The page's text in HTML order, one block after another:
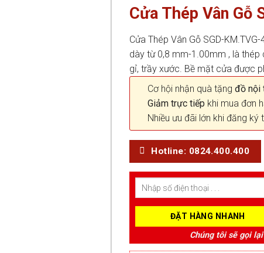
Cửa Thép Vân Gỗ
Cửa Thép Vân Gỗ SGD-
dày từ 0,8 mm-1.00mm , là
gỉ, trầy xước. Bề mặt cửa được
Cơ hội nhận quà tặng đồ nội
Giảm trực tiếp khi mua đơn
Nhiều ưu đãi lớn khi đăng ký
Hotline: 0824.400.400
Chúng tôi sẽ gọi